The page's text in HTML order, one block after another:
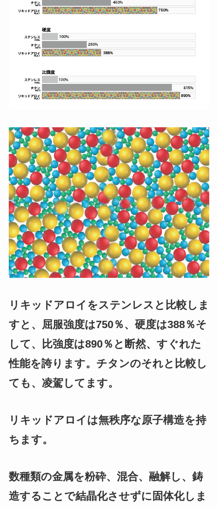
リキッドアロイをステンレスと比較しま
すと、屈服強度は750％、硬度は388％そ
して、比強度は890％と断然、すぐれた
性能を誇ります。チタンのそれと比較し
ても、凌駕してます。
リキッドアロイは無秩序な原子構造を持
ちます。
数種類の金属を粉砕、混合、融解し、鋳
造することで結晶化させずに固体化しま